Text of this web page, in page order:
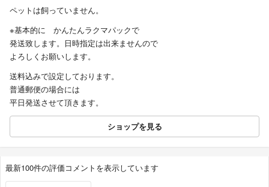
ペットは飼っていません。
※基本的に かんたんラクマパックで
発送致します。日時指定は出来ませんので
よろしくお願いします。
送料込みで設定しております。
普通郵便の場合には
平日発送させて頂きます。
ショップを見る
最新100件の評価コメントを表示しています